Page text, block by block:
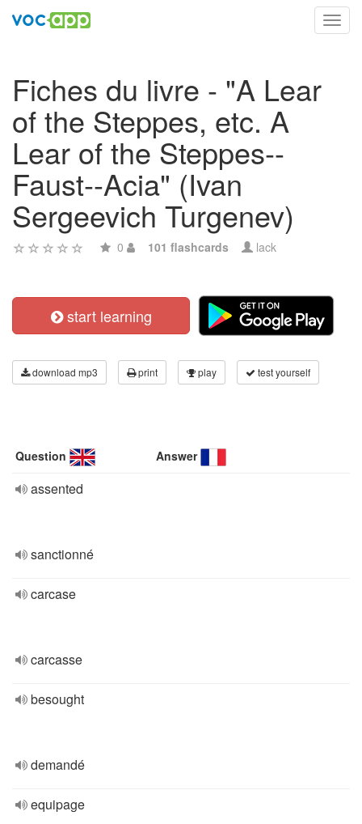
Fiches du livre - "A Lear
of the Steppes, etc. A
Lear of the Steppes--
Faust--Acia" (Ivan
Sergeevich Turgenev)
0 101 flashcards lack
start learning
download mp3 print play test yourself
Question Answer
assented
sanctionné
carcase
carcasse
besought
demandé
equipage